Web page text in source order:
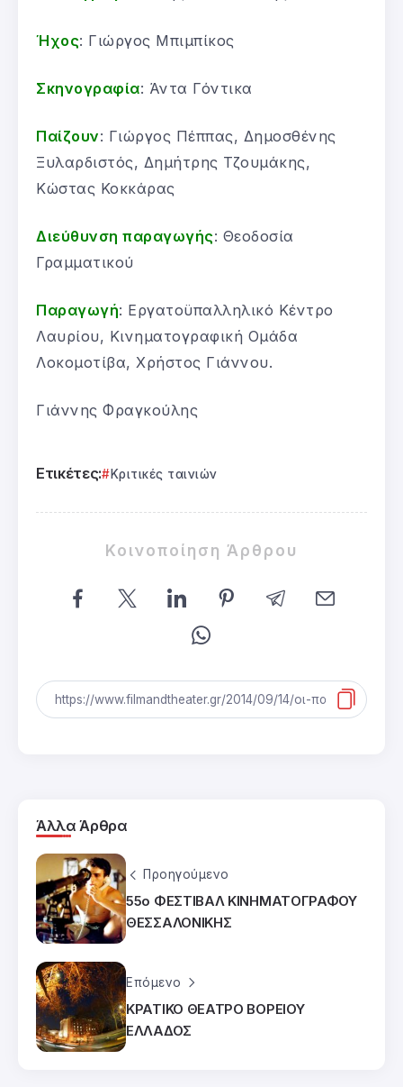
Ήχος: Γιώργος Μπιμπίκος
Σκηνογραφία: Άντα Γόντικα
Παίζουν: Γιώργος Πέππας, Δημοσθένης
Ξυλαρδιστός, Δημήτρης Τζουμάκης,
Κώστας Κοκκάρας
Διεύθυνση παραγωγής: Θεοδοσία
Γραμματικού
Παραγωγή: Εργατοϋπαλληλικό Κέντρο
Λαυρίου, Κινηματογραφική Ομάδα
Λοκομοτίβα, Χρήστος Γιάννου.
Γιάννης Φραγκούλης
Ετικέτες: Κριτικές ταινιών
Κοινοποίηση Άρθρου
Άλλα Άρθρα
Προηγούμενο
55ο ΦΕΣΤΙΒΑΛ ΚΙΝΗΜΑΤΟΓΡΑΦΟΥ
ΘΕΣΣΑΛΟΝΙΚΗΣ
Επόμενο
ΚΡΑΤΙΚΟ ΘΕΑΤΡΟ ΒΟΡΕΙΟΥ
ΕΛΛΑΔΟΣ